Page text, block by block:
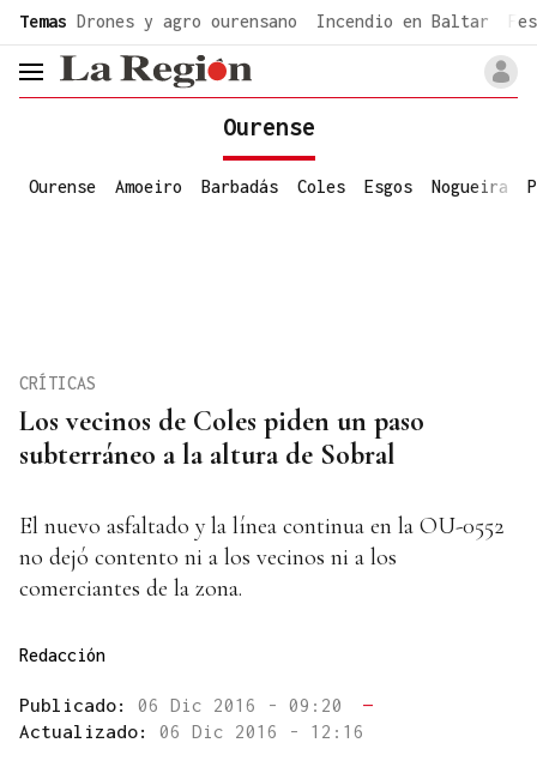
Temas Drones y agro ourensano Incendio en Baltar
header.menu.open
Ourense
Ourense Amoeiro Barbadás Coles Esgos Nogueira
Los vecinos de Coles piden un paso
subterráneo a la altura de Sobral
CRÍTICAS
El nuevo asfaltado y la línea continua en la OU-0552
no dejó contento ni a los vecinos ni a los
comerciantes de la zona.
Redacción
Publicado: 06 Dic 2016 - 09:20
—
Actualizado: 06 Dic 2016 - 12:16